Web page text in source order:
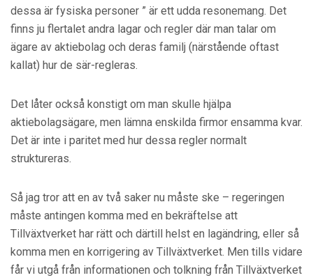
dessa är fysiska personer ” är ett udda resonemang. Det
finns ju flertalet andra lagar och regler där man talar om
ägare av aktiebolag och deras familj (närstående oftast
kallat) hur de sär-regleras.
Det låter också konstigt om man skulle hjälpa
aktiebolagsägare, men lämna enskilda firmor ensamma kvar.
Det är inte i paritet med hur dessa regler normalt
struktureras.
Så jag tror att en av två saker nu måste ske – regeringen
måste antingen komma med en bekräftelse att
Tillväxtverket har rätt och därtill helst en lagändring, eller så
komma men en korrigering av Tillväxtverket. Men tills vidare
får vi utgå från informationen och tolkning från Tillväxtverket